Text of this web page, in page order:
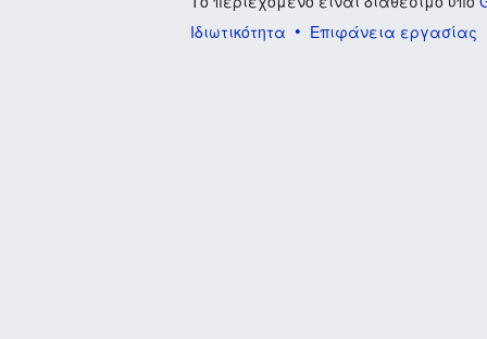
Ιδιωτικότητα
Επιφάνεια εργασίας